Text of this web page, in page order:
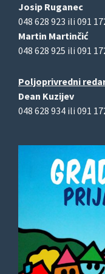
Josip Ruganec
048 628 923 ili 091
Martin Martinčić
048 628 925 ili 091
Poljoprivredni
Dean Kuzijev
048 628 934 ili 091